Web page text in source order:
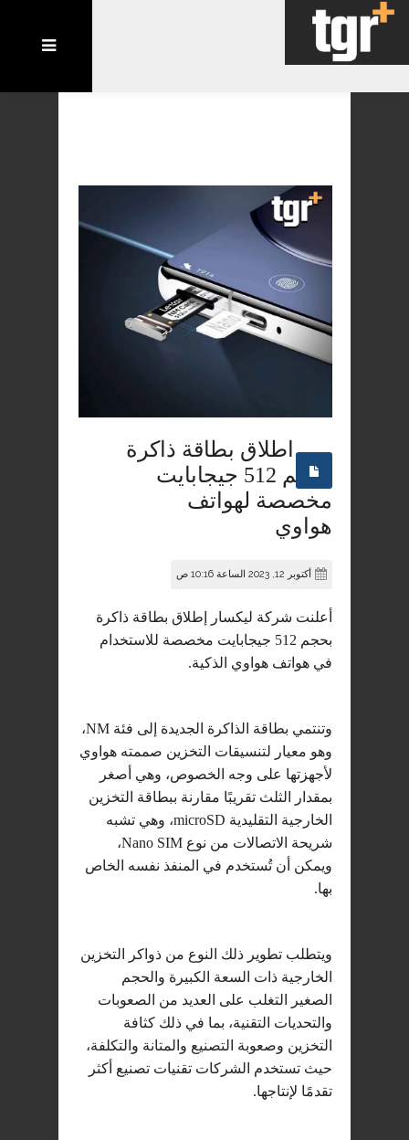
اطلاق بطاقة ذاكرة
بحجم 512 جيجابايت
مخصصة لهواتف
هواوي
أكتوبر 12, 2023 الساعة 10:16 ص
أعلنت شركة ليكسار إطلاق بطاقة ذاكرة
بحجم 512 جيجابايت مخصصة للاستخدام
في هواتف هواوي الذكية.
وتنتمي بطاقة الذاكرة الجديدة إلى فئة NM،
وهو معيار لتنسيقات التخزين صممته هواوي
لأجهزتها على وجه الخصوص، وهي أصغر
بمقدار الثلث تقريبًا مقارنة ببطاقة التخزين
الخارجية التقليدية microSD، وهي تشبه
شريحة الاتصالات من نوع Nano SIM،
ويمكن أن تُستخدم في المنفذ نفسه الخاص
بها.
ويتطلب تطوير ذلك النوع من ذواكر التخزين
الخارجية ذات السعة الكبيرة والحجم
الصغير التغلب على العديد من الصعوبات
والتحديات التقنية، بما في ذلك كثافة
التخزين وصعوبة التصنيع والمتانة والتكلفة،
حيث تستخدم الشركات تقنيات تصنيع أكثر
تقدمًا لإنتاجها.